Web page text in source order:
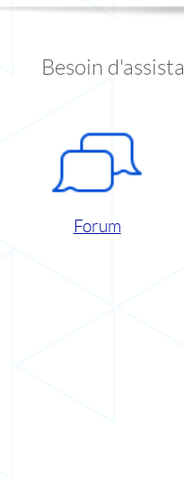
Besoin
Forum